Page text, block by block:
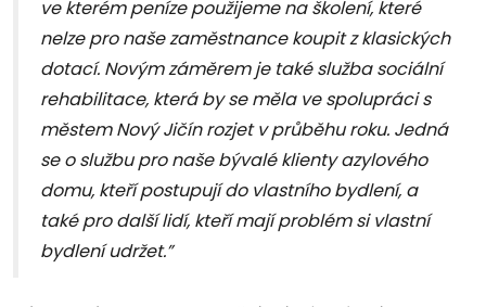
ve kterém peníze použijeme na školení, které
nelze pro naše zaměstnance koupit z klasických
dotací. Novým záměrem je také služba sociální
rehabilitace, která by se měla ve spolupráci s
městem Nový Jičín rozjet v průběhu roku. Jedná
se o službu pro naše bývalé klienty azylového
domu, kteří postupují do vlastního bydlení, a
také pro další lidí, kteří mají problém si vlastní
bydlení udržet.”